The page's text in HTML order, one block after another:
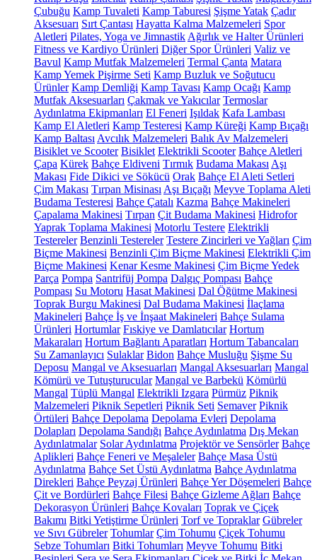
Çubuğu Kamp Tuvaleti Kamp Taburesi Şişme Yatak Çadır
Aksesuarı Sırt Çantası Hayatta Kalma Malzemeleri Spor
Aletleri Pilates, Yoga ve Jimnastik Ağırlık ve Halter Ürünleri
Fitness ve Kardiyo Ürünleri Diğer Spor Ürünleri Valiz ve
Bavul Kamp Mutfak Malzemeleri Termal Çanta Matara
Kamp Yemek Pişirme Seti Kamp Buzluk ve Soğutucu
Ürünler Kamp Demliği Kamp Tavası Kamp Ocağı Kamp
Mutfak Aksesuarları Çakmak ve Yakıcılar Termoslar
Aydınlatma Ekipmanları El Feneri Işıldak Kafa Lambası
Kamp El Aletleri Kamp Testeresi Kamp Küreği Kamp Bıçağı
Kamp Baltası Avcılık Malzemeleri Balık Av Malzemeleri
Bisiklet ve Scooter Bisiklet Elektrikli Scooter Bahçe Aletleri
Çapa Kürek Bahçe Eldiveni Tırmık Budama Makası Aşı
Makası Fide Dikici ve Sökücü Orak Bahçe El Aleti Setleri
Çim Makası Tırpan Misinası Aşı Bıçağı Meyve Toplama Aleti
Budama Testeresi Bahçe Çatalı Kazma Bahçe Makineleri
Çapalama Makinesi Tırpan Çit Budama Makinesi Hidrofor
Yaprak Toplama Makinesi Motorlu Testere Elektrikli
Testereler Benzinli Testereler Testere Zincirleri ve Yağları Çim
Biçme Makinesi Benzinli Çim Biçme Makinesi Elektrikli Çim
Biçme Makinesi Kenar Kesme Makinesi Çim Biçme Yedek
Parça Pompa Santrifüj Pompa Dalgıç Pompası Bahçe
Pompası Su Motoru Hasat Makinesi Dal Öğütme Makinesi
Toprak Burgu Makinesi Dal Budama Makinesi İlaçlama
Makineleri Bahçe İş ve İnşaat Makineleri Bahçe Sulama
Ürünleri Hortumlar Fıskiye ve Damlatıcılar Hortum
Makaraları Hortum Bağlantı Aparatları Hortum Tabancaları
Su Zamanlayıcı Sulaklar Bidon Bahçe Musluğu Şişme Su
Deposu Mangal ve Aksesuarları Mangal Aksesuarları Mangal
Kömürü ve Tutuşturucular Mangal ve Barbekü Kömürlü
Mangal Tüplü Mangal Elektrikli Izgara Pürmüz Piknik
Malzemeleri Piknik Sepetleri Piknik Seti Semaver Piknik
Örtüleri Bahçe Depolama Depolama Evleri Depolama
Dolapları Depolama Sandığı Bahçe Aydınlatma Dış Mekan
Aydınlatmalar Solar Aydınlatma Projektör ve Sensörler Bahçe
Aplikleri Bahçe Feneri ve Meşaleler Bahçe Masa Üstü
Aydınlatma Bahçe Set Üstü Aydınlatma Bahçe Aydınlatma
Direkleri Bahçe Peyzaj Ürünleri Bahçe Yer Döşemeleri Bahçe
Çit ve Bordürleri Bahçe Filesi Bahçe Gizleme Ağları Bahçe
Dekorasyon Ürünleri Bahçe Kovaları Toprak ve Çiçek
Bakımı Bitki Yetiştirme Ürünleri Torf ve Topraklar Gübreler
ve Sıvı Gübreler Tohumlar Çim Tohumu Çiçek Tohumu
Sebze Tohumları Bitki Tohumları Meyve Tohumu Bitki